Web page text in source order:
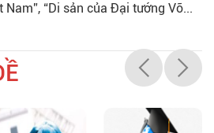
“Di sản của Đại tướng Võ...